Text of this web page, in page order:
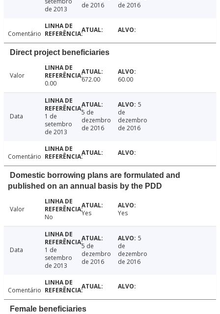
de 2013
de 2016
de 2016
Comentário
Direct project beneficiaries
Valor
0.00
672.00 60.00
Data
1 de
setembro
de 2013
5 de
dezembro
de 2016
5
de
dezembro
de 2016
Comentário
Domestic borrowing plans are formulated and
published on an annual basis by the PDD
Valor
No
Yes Yes
Data
1 de
setembro
de 2013
5 de
dezembro
de 2016
5
de
dezembro
de 2016
Comentário
Female beneficiaries